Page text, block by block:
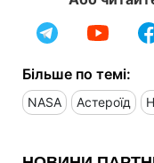
Більше по темі:
NASA Астероїд